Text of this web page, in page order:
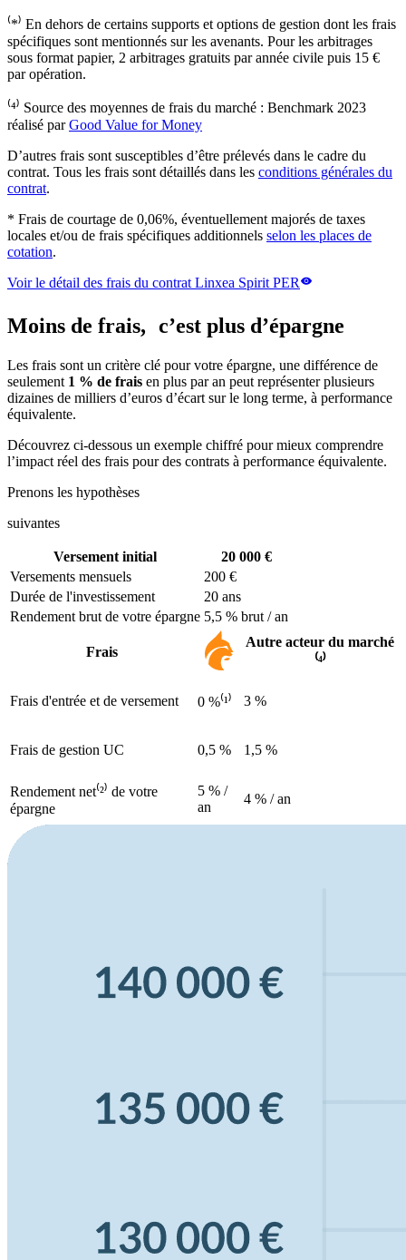
⁽*⁾ En dehors de certains supports et options de gestion dont les frais
spécifiques sont mentionnés sur les avenants. Pour les arbitrages
sous format papier, 2 arbitrages gratuits par année civile puis 15 €
par opération.
⁽⁴⁾ Source des moyennes de frais du marché : Benchmark 2023
réalisé parGood Value for Money
D’autres frais sont susceptibles d’être prélevés dans le cadre du
contrat. Tous les frais sont détaillés dans les conditions générales du
contrat.
* Frais de courtage de 0,06%, éventuellement majorés de taxes
locales et/ou de frais spécifiques additionnels selon les places de
cotation.
Voir le détail des frais du contrat Linxea Spirit PER
Moins de frais, c’est plus d’épargne
Les frais sont un critère clé pour votre épargne, une différence de
seulement 1 % de frais en plus par an peut représenter plusieurs
dizaines de milliers d’euros d’écart sur le long terme, à performance
équivalente.
Découvrez ci-dessous un exemple chiffré pour mieux comprendre
l’impact réel des frais pour des contrats à performance équivalente.
Prenons les hypothèses
suivantes
Versement initial
20 000 €
Versements mensuels
200 €
Durée de l'investissement
20 ans
Rendement brut de votre épargne 5,5 % brut / an
Frais
Autre acteur du marché
⁽⁴⁾
Frais d'entrée et de versement 0 %⁽¹⁾ 3 %
Frais de gestion UC 0,5 % 1,5 %
Rendement net⁽²⁾ de votre
épargne
5 % /
an
4 % / an